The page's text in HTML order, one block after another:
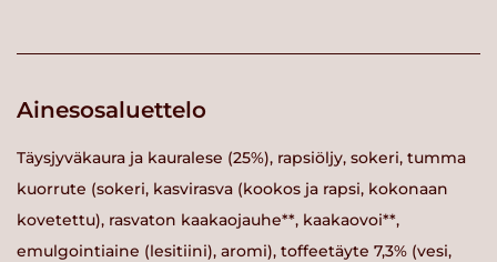
Ainesosaluettelo
Täysjyväkaura ja kauralese (25%), rapsiöljy, sokeri, tumma
kuorrute (sokeri, kasvirasva (kookos ja rapsi, kokonaan
kovetettu), rasvaton kaakaojauhe**, kaakaovoi**,
emulgointiaine (lesitiini), aromi), toffeetäyte 7,3% (vesi,